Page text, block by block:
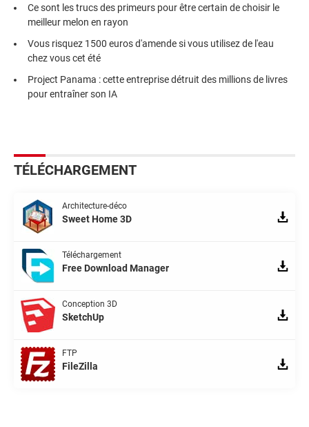
Ce sont les trucs des primeurs pour être certain de choisir le
meilleur melon en rayon
Vous risquez 1500 euros d'amende si vous utilisez de l'eau
chez vous cet été
Project Panama : cette entreprise détruit des millions de livres
pour entraîner son IA
TÉLÉCHARGEMENT
Architecture-déco
Sweet Home 3D
Téléchargement
Free Download Manager
Conception 3D
SketchUp
FTP
FileZilla